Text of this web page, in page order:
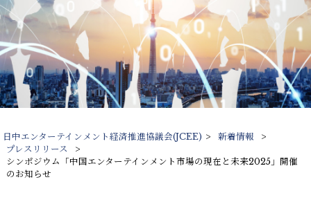
日中エンターテインメント経済推進協議会(JCEE) > 新着情報
>
プレスリリース
>
シンポジウム「中国エンターテインメント市場の現在と未来2025」開催
のお知らせ